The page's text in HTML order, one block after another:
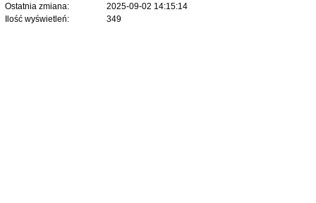
Ostatnia zmiana:
2025-09-02 14:15:14
Ilość wyświetleń:
349